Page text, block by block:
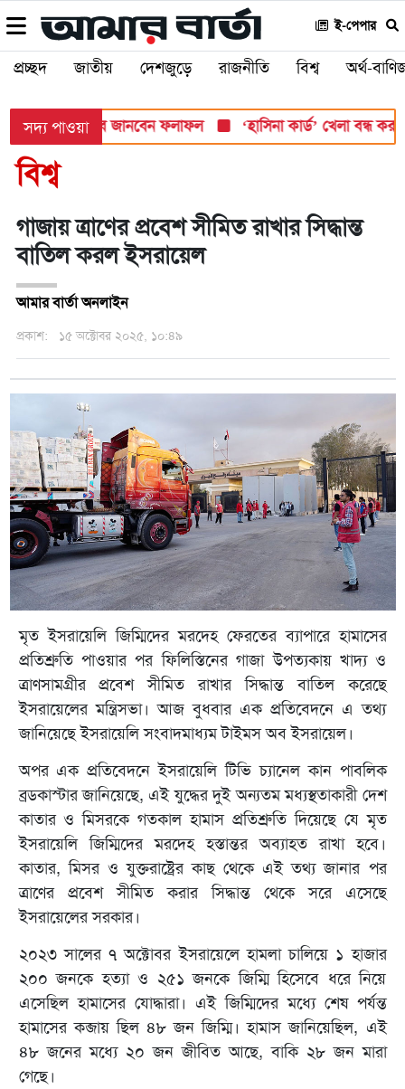
ই-পেপার
প্রচ্ছদ জাতীয় দেশজুড়ে রাজনীতি বিশ্ব অর্থ-
সদ্য পাওয়া
যেভাবে জানবেন ফলাফল ‘হাসিনা কার্ড’ খেলা বন্ধ করতে
বিশ্ব
গাজায় ত্রাণের প্রবেশ সীমিত রাখার সিদ্ধান্ত
বাতিল করল ইসরায়েল
আমার বার্তা অনলাইন
প্রকাশ: ১৫ অক্টোবর ২০২৫, ১০:৪৯
মৃত ইসরায়েলি জিম্মিদের মরদেহ ফেরতের ব্যাপারে হামাসের
প্রতিশ্রুতি পাওয়ার পর ফিলিস্তিনের গাজা উপত্যকায় খাদ্য ও
ত্রাণসামগ্রীর প্রবেশ সীমিত রাখার সিদ্ধান্ত বাতিল করেছে
ইসরায়েলের মন্ত্রিসভা। আজ বুধবার এক প্রতিবেদনে এ তথ্য
জানিয়েছে ইসরায়েলি সংবাদমাধ্যম টাইমস অব ইসরায়েল।
অপর এক প্রতিবেদনে ইসরায়েলি টিভি চ্যানেল কান পাবলিক
ব্রডকাস্টার জানিয়েছে, এই যুদ্ধের দুই অন্যতম মধ্যস্থতাকারী দেশ
কাতার ও মিসরকে গতকাল হামাস প্রতিশ্রুতি দিয়েছে যে মৃত
ইসরায়েলি জিম্মিদের মরদেহ হস্তান্তর অব্যাহত রাখা হবে।
কাতার, মিসর ও যুক্তরাষ্ট্রের কাছ থেকে এই তথ্য জানার পর
ত্রাণের প্রবেশ সীমিত করার সিদ্ধান্ত থেকে সরে এসেছে
ইসরায়েলের সরকার।
২০২৩ সালের ৭ অক্টোবর ইসরায়েলে হামলা চালিয়ে ১ হাজার
২০০ জনকে হত্যা ও ২৫১ জনকে জিম্মি হিসেবে ধরে নিয়ে
এসেছিল হামাসের যোদ্ধারা। এই জিম্মিদের মধ্যে শেষ পর্যন্ত
হামাসের কব্জায় ছিল ৪৮ জন জিম্মি। হামাস জানিয়েছিল, এই
৪৮ জনের মধ্যে ২০ জন জীবিত আছে, বাকি ২৮ জন মারা
গেছে।